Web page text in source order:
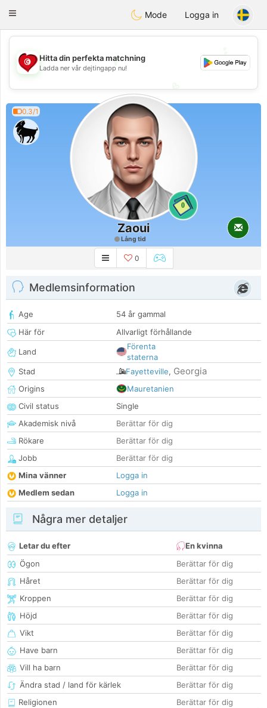
Tunisia Dating
Toggle
Mode Logga in
💖
💕
Hitta din perfekta matchning
Ladda ner vår dejtingapp nu!
0.3/1
0
Zaoui
Lång tid
0
Medlemsinformation
Age
54 år gammal
Här för
Allvarligt förhållande
Land
Förenta
staterna
Stad
Fayetteville, Georgia
Origins
Mauretanien
Civil status
Single
Akademisk nivå
Berättar för dig
Rökare
Berättar för dig
Jobb
Berättar för dig
Mina vänner
Logga in
Medlem sedan
Logga in
Några mer detaljer
Letar du efter
En kvinna
Ögon
Berättar för dig
Håret
Berättar för dig
Kroppen
Berättar för dig
Höjd
Berättar för dig
Vikt
Berättar för dig
Have barn
Berättar för dig
Vill ha barn
Berättar för dig
Ändra stad / land för kärlek
Berättar för dig
Religionen
Berättar för dig